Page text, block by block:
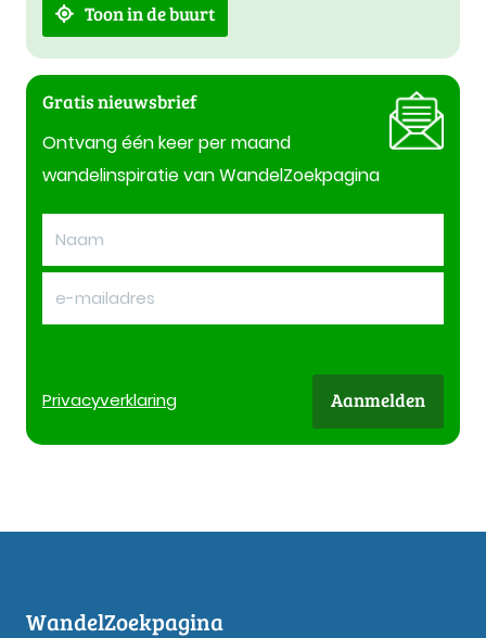
Toon in de buurt
Gratis nieuwsbrief
Ontvang één keer per maand
wandelinspiratie van WandelZoekpagina
Privacyverklaring Aanmelden
WandelZoekpagina